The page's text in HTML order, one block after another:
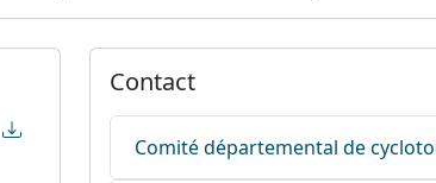
Contact
Comité départemental de